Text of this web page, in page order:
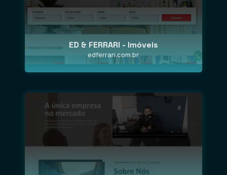
ED & FERRARI - Imóveis
edferrari.com.br